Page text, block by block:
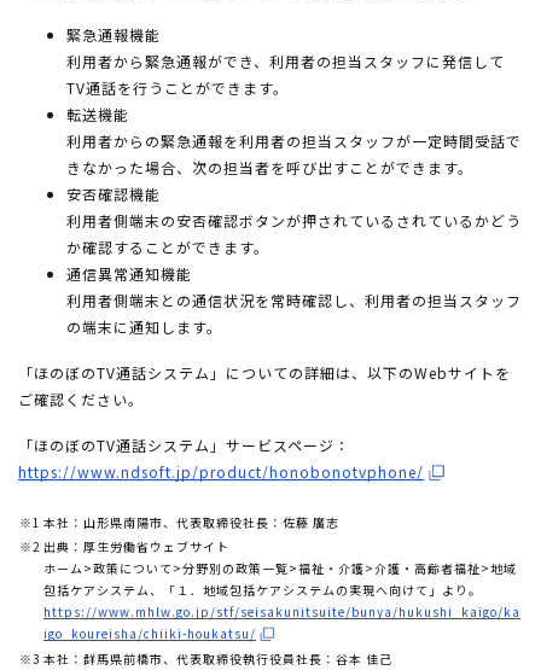
緊急通報機能
利用者から緊急通報ができ、利用者の担当スタッフに発信して
TV通話を行うことができます。
転送機能
利用者からの緊急通報を利用者の担当スタッフが一定時間受話で
きなかった場合、次の担当者を呼び出すことができます。
安否確認機能
利用者側端末の安否確認ボタンが押されているされているかどう
か確認することができます。
通信異常通知機能
利用者側端末との通信状況を常時確認し、利用者の担当スタッフ
の端末に通知します。
「ほのぼのTV通話システム」についての詳細は、以下のWebサイトを
ご確認ください。
「ほのぼのTV通話システム」サービスページ：
https://www.ndsoft.jp/product/honobonotvphone/
※1 本社：山形県南陽市、代表取締役社長：佐藤 廣志
※2 出典：厚生労働省ウェブサイト
ホーム>政策について>分野別の政策一覧>福祉・介護>介護・高齢者福祉>地域
包括ケアシステム、「１．地域包括ケアシステムの実現へ向けて」より。
https://www.mhlw.go.jp/stf/seisakunitsuite/bunya/hukushi_kaigo/ka
igo_koureisha/chiiki-houkatsu/
※3 本社：群馬県前橋市、代表取締役執行役員社長：谷本 佳己